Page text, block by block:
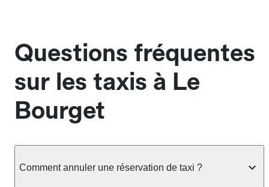
Questions fréquentes
sur les taxis à Le
Bourget
Comment annuler une réservation de taxi ?